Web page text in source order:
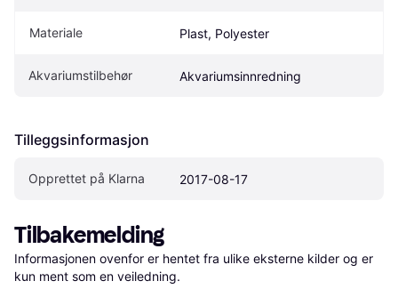
Materiale Plast, Polyester
Akvariumstilbehør Akvariumsinnredning
Tilleggsinformasjon
Opprettet på Klarna 2017-08-17
Tilbakemelding
Informasjonen ovenfor er hentet fra ulike eksterne kilder og er
kun ment som en veiledning.